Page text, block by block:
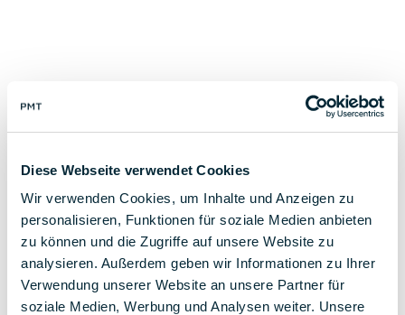
Diese Webseite verwendet Cookies
Wir verwenden Cookies, um Inhalte und Anzeigen zu
personalisieren, Funktionen für soziale Medien anbieten
zu können und die Zugriffe auf unsere Website zu
analysieren. Außerdem geben wir Informationen zu Ihrer
Verwendung unserer Website an unsere Partner für
soziale Medien, Werbung und Analysen weiter. Unsere